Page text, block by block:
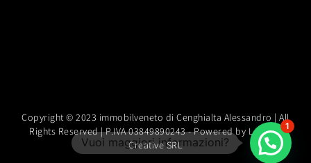
Copyright © 2023 immobilveneto di Cenghialta Alessandro | All
Rights Reserved | P.IVA 03849890243 -Powered by Leodari
Creative SRL
1